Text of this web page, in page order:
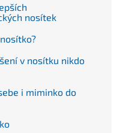
nosítek
v nosítku nikdo
i miminko do